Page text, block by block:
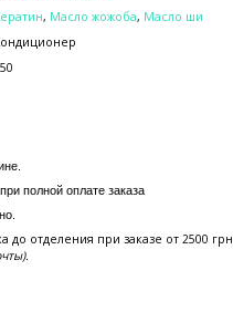
, Масло жожоба, Масло ши
полной оплате заказа
до отделения при заказе от 2500 грн